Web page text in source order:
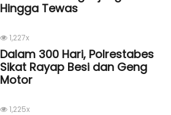
Hingga Tewas
1,227x
Dalam 300 Hari, Polrestabes
Sikat Rayap Besi dan Geng
Motor
1,225x